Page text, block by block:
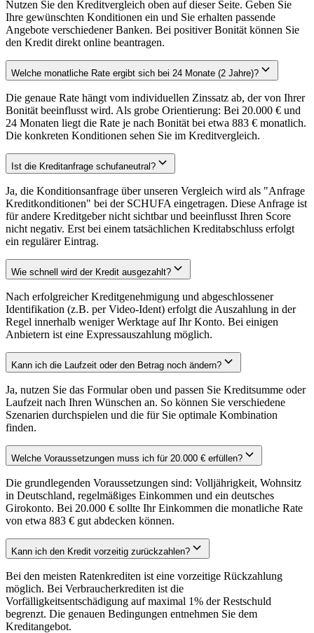
Nutzen Sie den Kreditvergleich oben auf dieser Seite. Geben Sie
Ihre gewünschten Konditionen ein und Sie erhalten passende
Angebote verschiedener Banken. Bei positiver Bonität können Sie
den Kredit direkt online beantragen.
Welche monatliche Rate ergibt sich bei 24 Monate (2 Jahre)?
Die genaue Rate hängt vom individuellen Zinssatz ab, der von Ihrer
Bonität beeinflusst wird. Als grobe Orientierung: Bei 20.000 € und
24 Monaten liegt die Rate je nach Bonität bei etwa 883 € monatlich.
Die konkreten Konditionen sehen Sie im Kreditvergleich.
Ist die Kreditanfrage schufaneutral?
Ja, die Konditionsanfrage über unseren Vergleich wird als "Anfrage
Kreditkonditionen" bei der SCHUFA eingetragen. Diese Anfrage ist
für andere Kreditgeber nicht sichtbar und beeinflusst Ihren Score
nicht negativ. Erst bei einem tatsächlichen Kreditabschluss erfolgt
ein regulärer Eintrag.
Wie schnell wird der Kredit ausgezahlt?
Nach erfolgreicher Kreditgenehmigung und abgeschlossener
Identifikation (z.B. per Video-Ident) erfolgt die Auszahlung in der
Regel innerhalb weniger Werktage auf Ihr Konto. Bei einigen
Anbietern ist eine Expressauszahlung möglich.
Kann ich die Laufzeit oder den Betrag noch ändern?
Ja, nutzen Sie das Formular oben und passen Sie Kreditsumme oder
Laufzeit nach Ihren Wünschen an. So können Sie verschiedene
Szenarien durchspielen und die für Sie optimale Kombination
finden.
Welche Voraussetzungen muss ich für 20.000 € erfüllen?
Die grundlegenden Voraussetzungen sind: Volljährigkeit, Wohnsitz
in Deutschland, regelmäßiges Einkommen und ein deutsches
Girokonto. Bei 20.000 € sollte Ihr Einkommen die monatliche Rate
von etwa 883 € gut abdecken können.
Kann ich den Kredit vorzeitig zurückzahlen?
Bei den meisten Ratenkrediten ist eine vorzeitige Rückzahlung
möglich. Bei Verbraucherkrediten ist die
Vorfälligkeitsentschädigung auf maximal 1% der Restschuld
begrenzt. Die genauen Bedingungen entnehmen Sie dem
Kreditangebot.